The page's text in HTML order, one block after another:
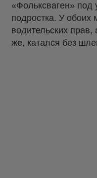
«Фольксваген» под
подростка. У обоих
водительских
же, катался без